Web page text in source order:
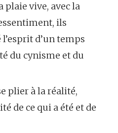
plaie vive, avec la
ils
d’un temps
du cynisme et du
plier à la réalité,
de ce qui a été et de